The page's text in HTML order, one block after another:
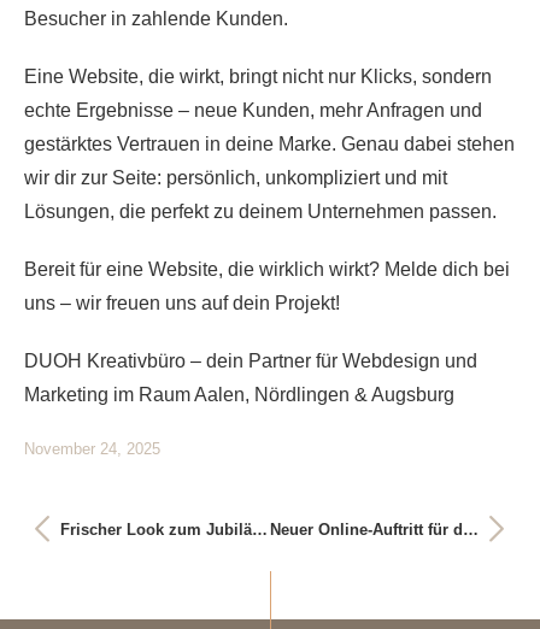
Besucher in zahlende Kunden.
Eine Website, die wirkt, bringt nicht nur Klicks, sondern
echte Ergebnisse – neue Kunden, mehr Anfragen und
gestärktes Vertrauen in deine Marke. Genau dabei stehen
wir dir zur Seite: persönlich, unkompliziert und mit
Lösungen, die perfekt zu deinem Unternehmen passen.
Bereit für eine Website, die wirklich wirkt? Melde dich bei
uns – wir freuen uns auf dein Projekt!
DUOH Kreativbüro – dein Partner für Webdesign und
Marketing im Raum Aalen, Nördlingen & Augsburg
November 24, 2025
Frischer Look zum Jubiläum Neuer Online-Auftritt für den Waldorfkindergarten Aalen